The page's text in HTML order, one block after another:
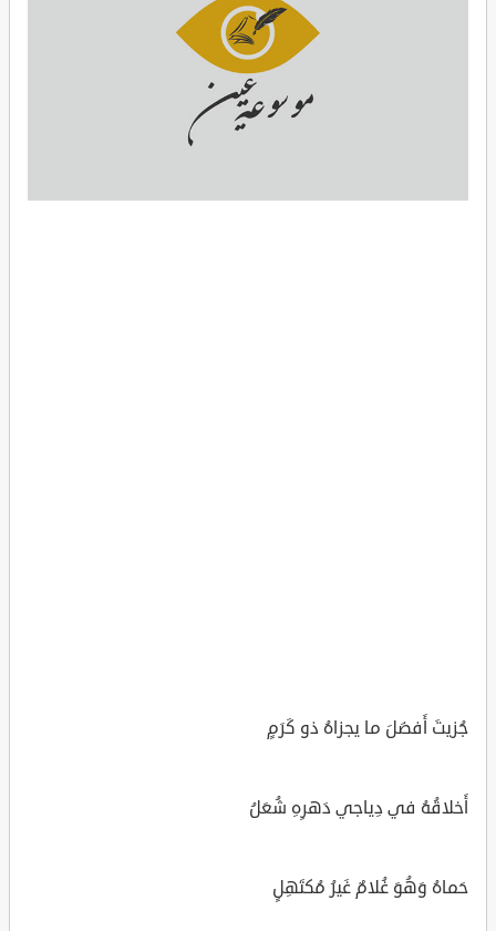
جُزيتَ أَفضَلَ ما يجزاهُ ذو كَرَمٍ
أَخلاقُهُ في دِياجي دَهرِهِ شُعَلُ
حَماهُ وَهُوَ غُلامٌ غَيرُ مُكتَهِلٍ